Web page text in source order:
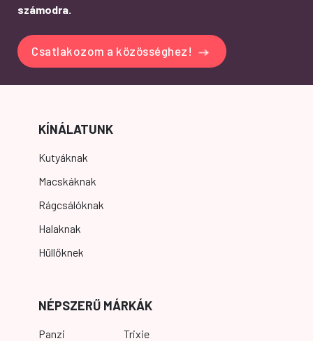
számodra.
Csatlakozom a közösséghez!
KÍNÁLATUNK
Kutyáknak
Macskáknak
Rágcsálóknak
Halaknak
Hüllőknek
NÉPSZERŰ MÁRKÁK
Panzi
Trixie